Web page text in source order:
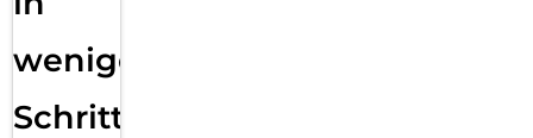
wenigen
Schritten